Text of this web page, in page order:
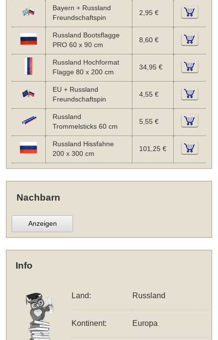
Bayern + Russland
Freundschaftspin
2,95 €
Russland Bootsflagge
PRO 60 x 90 cm
8,60 €
Russland Hochformat
Flagge 80 x 200 cm
34,95 €
EU + Russland
Freundschaftspin
4,55 €
Russland
Trommelsticks 60 cm
5,55 €
Russland Hissfahne
200 x 300 cm
101,25 €
Nachbarn
Anzeigen
Info
Land: Russland
Kontinent: Europa